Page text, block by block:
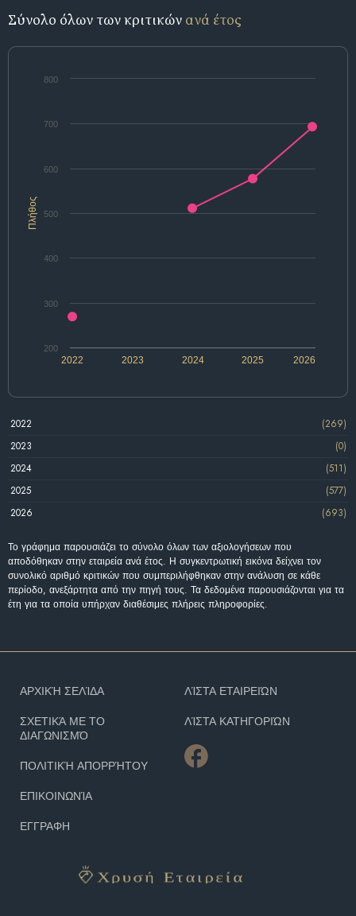
Σύνολο όλων των κριτικών ανά έτος
Πλήθος
2025
2022 2023 2024 2026
200
300
400
500
600
700
800
2022
(269)
2023
(0)
2024
(511)
2025
(577)
2026
(693)
Το γράφημα παρουσιάζει το σύνολο όλων των αξιολογήσεων που
αποδόθηκαν στην εταιρεία ανά έτος. Η συγκεντρωτική εικόνα δείχνει τον
συνολικό αριθμό κριτικών που συμπεριλήφθηκαν στην ανάλυση σε κάθε
περίοδο, ανεξάρτητα από την πηγή τους. Τα δεδομένα παρουσιάζονται για τα
έτη για τα οποία υπήρχαν διαθέσιμες πλήρεις πληροφορίες.
ΑΡΧΙΚΉ ΣΕΛΊΔΑ
ΣΧΕΤΙΚΆ ΜΕ ΤΟ
ΔΙΑΓΩΝΙΣΜΌ
ΠΟΛΙΤΙΚΉ ΑΠΟΡΡΉΤΟΥ
ΕΠΙΚΟΙΝΩΝΊΑ
ΕΓΓΡΑΦΗ
ΛΊΣΤΑ ΕΤΑΙΡΕΙΏΝ
ΛΊΣΤΑ ΚΑΤΗΓΟΡΙΏΝ